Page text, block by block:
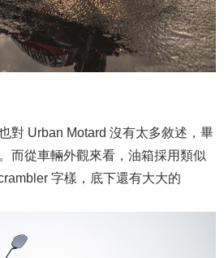
對 Urban Motard 沒有太多敘述，畢
而從車輛外觀來看，油箱採用類似
字樣，底下還有大大的